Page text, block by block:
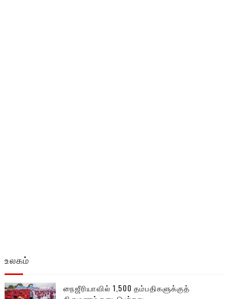
உலகம்
நைஜீரியாவில் 1,500 தம்பதிகளுக்குத்